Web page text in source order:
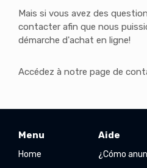
Mais si vous avez des
contacter afin que nous
démarche d'achat en ligne!
Accédez à notre page de
Menu
Home
Aide
¿Cómo